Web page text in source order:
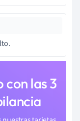
con las 3